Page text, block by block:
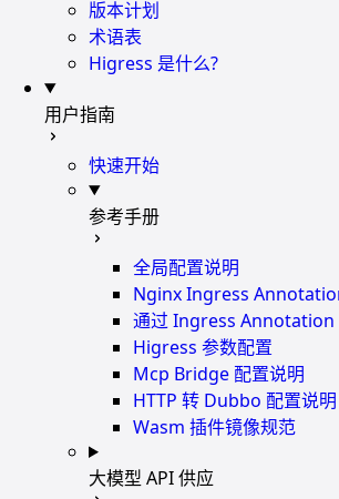
版本计划
术语表
Higress 是什么?
用户指南
快速开始
参考手册
全局配置说明
Nginx Ingress
通过 Ingress Annotation
Higress 参数配置
Mcp Bridge 配置说明
HTTP 转 Dubbo 配置说明
Wasm 插件镜像规范
大模型 API 供应